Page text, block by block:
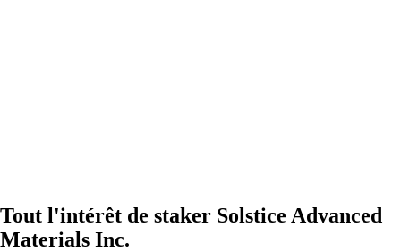
Tout l'intérêt de staker Solstice Advanced
Materials Inc.